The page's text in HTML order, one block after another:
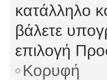
κατάλληλο
βάλετε
επιλογή
Κορυφή